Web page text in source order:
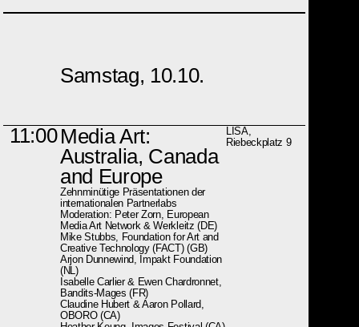
Samstag, 10.10.
11:00 Media Art:
Australia, Canada
and Europe
Zehnminütige Präsentationen der
internationalen Partnerlabs
Moderation: Peter Zorn, European
Media Art Network & Werkleitz (DE)
Mike Stubbs, Foundation for Art and
Creative Technology (FACT) (GB)
Arjon Dunnewind, Impakt Foundation
(NL)
Isabelle Carlier & Ewen Chardronnet,
Bandits-Mages (FR)
Claudine Hubert & Aaron Pollard,
OBORO (CA)
LISA,
Riebeckplatz 9